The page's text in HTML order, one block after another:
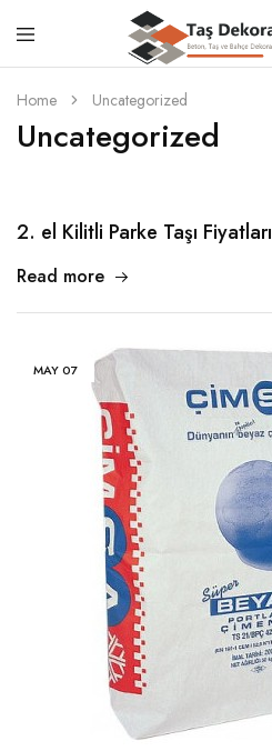
Taş
Dekorasyon
Beton,
Taş
ve
Bahçe
Dekorasyon
Home Uncategorized
Uncategorized
2. el Kilitli Parke Taşı Fiyatları
Read more
MAY07